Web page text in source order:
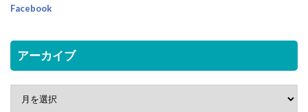
Facebook
アーカイブ